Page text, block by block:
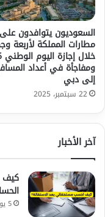
السعوديون يتوافدون على
مطارات المملكة لأربعة
ومفاجأة في أعداد
إلى دبي
22 سبتمبر، 2025
آخر الأخبار
كيف
5 يوليو، 2026